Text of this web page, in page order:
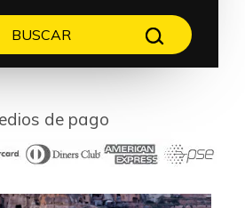
de pago